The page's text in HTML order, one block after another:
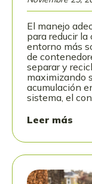
El manejo
para reducir
entorno más
de
separar y
maximizando
acumulación
sistema, el
Leer más